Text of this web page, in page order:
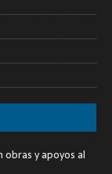
y apoyos al